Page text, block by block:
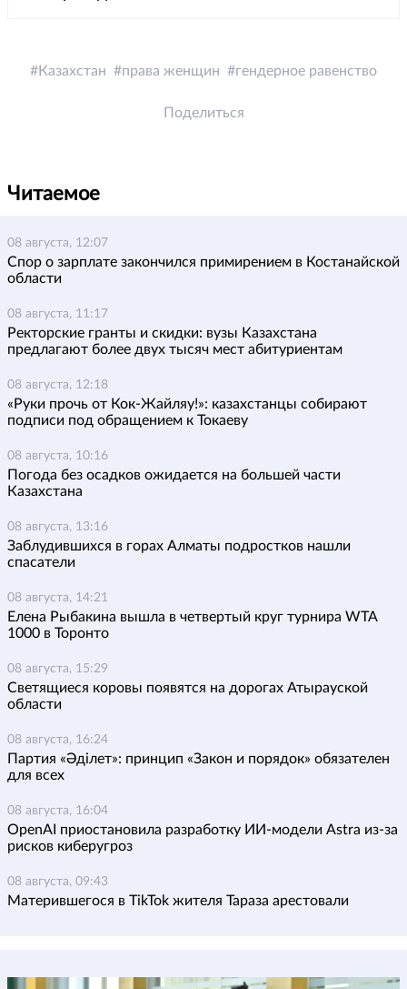
Казахстан права женщин гендерное равенство
Поделиться
Читаемое
08 августа, 12:07
Спор о зарплате закончился примирением в Костанайской
области
08 августа, 11:17
Ректорские гранты и скидки: вузы Казахстана
предлагают более двух тысяч мест абитуриентам
08 августа, 12:18
«Руки прочь от Кок-Жайляу!»: казахстанцы собирают
подписи под обращением к Токаеву
08 августа, 10:16
Погода без осадков ожидается на большей части
Казахстана
08 августа, 13:16
Заблудившихся в горах Алматы подростков нашли
спасатели
08 августа, 14:21
Елена Рыбакина вышла в четвертый круг турнира WTA
1000 в Торонто
08 августа, 15:29
Светящиеся коровы появятся на дорогах Атырауской
области
08 августа, 16:24
Партия «Әділет»: принцип «Закон и порядок» обязателен
для всех
08 августа, 16:04
OpenAI приостановила разработку ИИ-модели Astra из-за
рисков киберугроз
08 августа, 09:43
Матерившегося в TikTok жителя Тараза арестовали